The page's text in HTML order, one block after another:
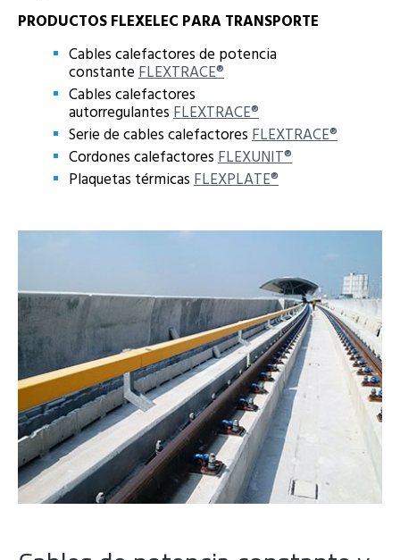
PRODUCTOS FLEXELEC PARA TRANSPORTE
Cables calefactores de potencia
constante FLEXTRACE®
Cables calefactores
autorregulantes FLEXTRACE®
Serie de cables calefactores FLEXTRACE®
Cordones calefactores FLEXUNIT®
Plaquetas térmicas FLEXPLATE®